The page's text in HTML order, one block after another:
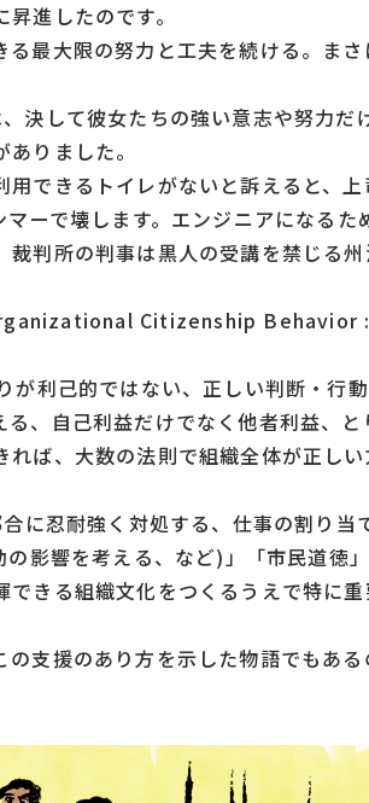
進したのです。
最大限の努力と工夫を続ける。まさ
決して彼女たちの強い意志や努力だ
りました。
できるトイレがないと訴えると、上
ーで壊します。エンジニアになるた
判所の判事は黒人の受講を禁じる州
Citizenship Behavior
利己的ではない、正しい判断・行
、自己利益だけでなく他者利益、と
ば、大数の法則で組織全体が正しい
に忍耐強く対処する、仕事の割り当
影響を考える、など)」「市民道徳
きる組織文化をつくるうえで特に重
支援のあり方を示した物語でもある